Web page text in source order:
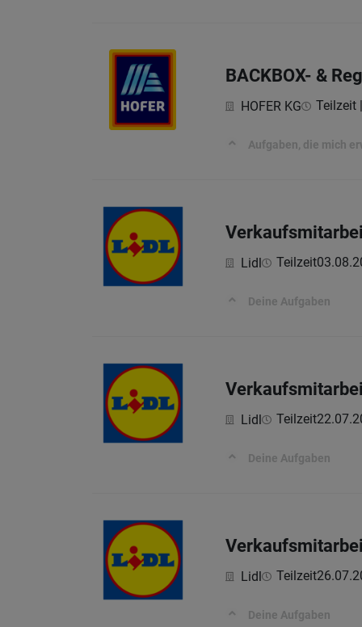
BACKBOX- &
HOFER KG Teilzeit
Aufgaben, die mich
Lidl Teilzeit
Deine Aufgaben
Lidl Teilzeit
Deine Aufgaben
Lidl Teilzeit
Deine Aufgaben